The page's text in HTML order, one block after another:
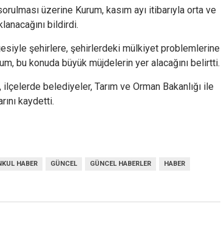
üzerine Kurum, kasım ayı itibarıyla orta ve
bildirdi.
şehirlere, şehirlerdeki mülkiyet problemlerine
bu konuda büyük müjdelerin yer alacağını belirtti.
belediyeler, Tarım ve Orman Bakanlığı ile
kaydetti.
HABER GÜNCEL GÜNCEL HABERLER HABER